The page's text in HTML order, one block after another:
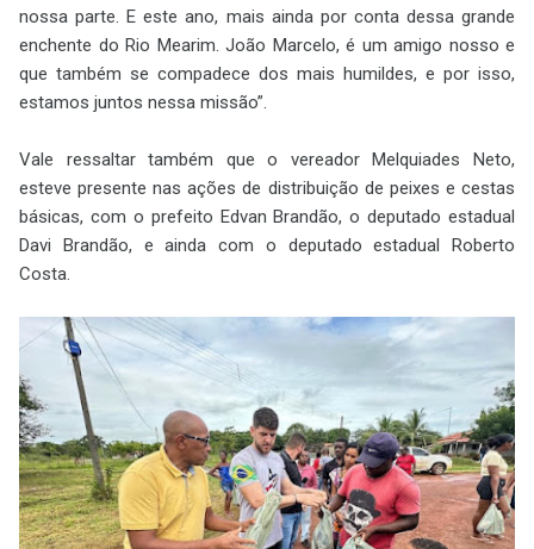
nossa parte. E este ano, mais ainda por conta dessa grande
enchente do Rio Mearim. João Marcelo, é um amigo nosso e
que também se compadece dos mais humildes, e por isso,
estamos juntos nessa missão”.
Vale ressaltar também que o vereador Melquiades Neto,
esteve presente nas ações de distribuição de peixes e cestas
básicas, com o prefeito Edvan Brandão, o deputado estadual
Davi Brandão, e ainda com o deputado estadual Roberto
Costa.